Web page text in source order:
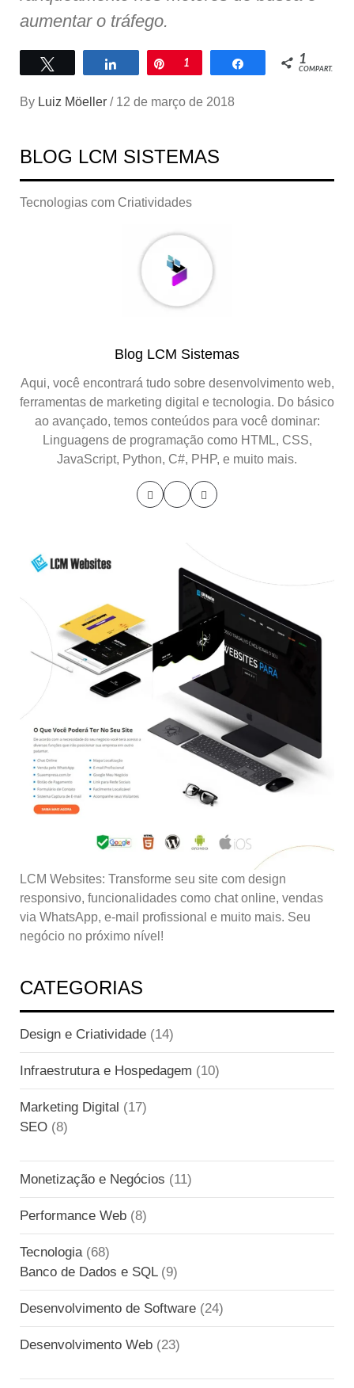
aumentar o tráfego.
Compartilhar
Pin
1 Compartilhar
1
COMPART.
By Luiz Möeller / 12 de março de 2018
BLOG LCM SISTEMAS
Tecnologias com Criatividades
Blog LCM Sistemas
Aqui, você encontrará tudo sobre desenvolvimento web,
ferramentas de marketing digital e tecnologia. Do básico
ao avançado, temos conteúdos para você dominar:
Linguagens de programação como HTML, CSS,
JavaScript, Python, C#, PHP, e muito mais.
LCM Websites: Transforme seu site com design
responsivo, funcionalidades como chat online, vendas
via WhatsApp, e-mail profissional e muito mais. Seu
negócio no próximo nível!
CATEGORIAS
Design e Criatividade (14)
Infraestrutura e Hospedagem (10)
Marketing Digital (17)
SEO (8)
Monetização e Negócios (11)
Performance Web (8)
Tecnologia (68)
Banco de Dados e SQL(9)
Desenvolvimento de Software (24)
Desenvolvimento Web (23)